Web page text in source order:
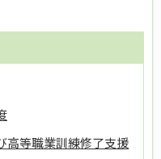
高等職業訓練修了支援